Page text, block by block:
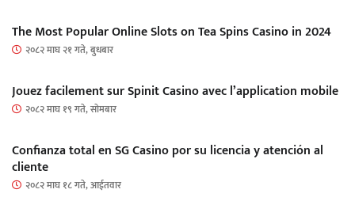
The Most Popular Online Slots on Tea Spins Casino in 2024
२०८२ माघ २१ गते, बुधबार
Jouez facilement sur Spinit Casino avec l’application mobile
२०८२ माघ १९ गते, सोमबार
Confianza total en SG Casino por su licencia y atención al
cliente
२०८२ माघ १८ गते, आईतवार